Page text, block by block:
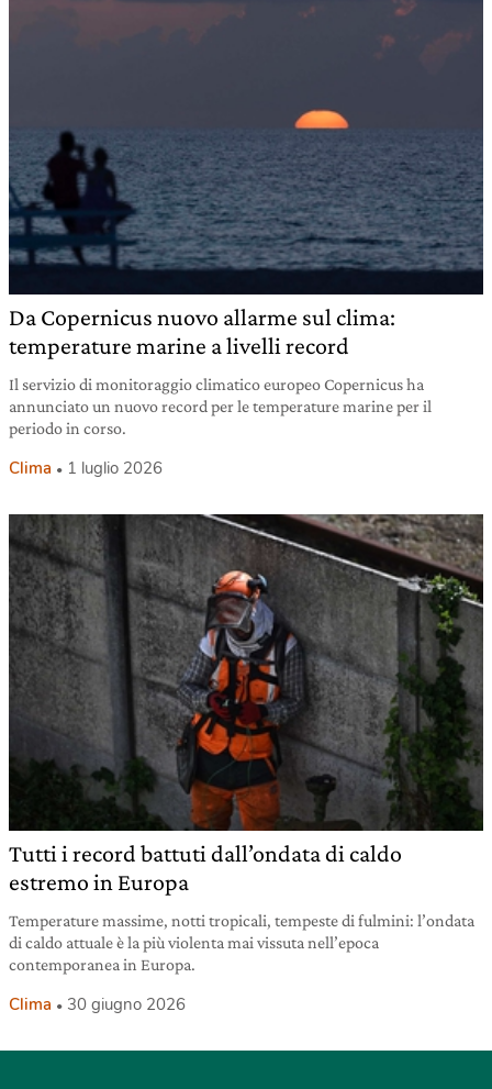
Da Copernicus nuovo allarme sul clima:
temperature marine a livelli record
Il servizio di monitoraggio climatico europeo Copernicus ha
annunciato un nuovo record per le temperature marine per il
periodo in corso.
Clima 1 luglio 2026
Tutti i record battuti dall’ondata di caldo
estremo in Europa
Temperature massime, notti tropicali, tempeste di fulmini: l’ondata
di caldo attuale è la più violenta mai vissuta nell’epoca
contemporanea in Europa.
Clima 30 giugno 2026